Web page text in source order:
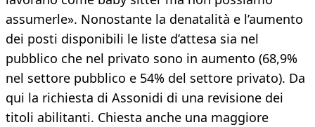
assumerle». Nonostante la denatalità e l’aumento
dei posti disponibili le liste d’attesa sia nel
pubblico che nel privato sono in aumento (68,9%
nel settore pubblico e 54% del settore privato). Da
qui la richiesta di Assonidi di una revisione dei
titoli abilitanti. Chiesta anche una maggiore